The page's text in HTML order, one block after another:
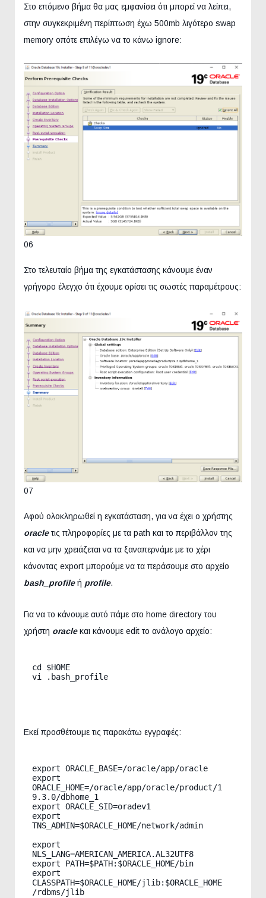
Στο επόμενο βήμα θα μας εμφανίσει ότι μπορεί να λείπει,
στην συγκεκριμένη περίπτωση έχω 500mb λιγότερο swap
memory οπότε επιλέγω να το κάνω ignore:
06
Στο τελευταίο βήμα της εγκατάστασης κάνουμε έναν
γρήγορο έλεγχο ότι έχουμε ορίσει τις σωστές παραμέτρους:
07
Αφού ολοκληρωθεί η εγκατάσταση, για να έχει ο χρήστης
oracleτις πληροφορίες με τα path και το περιβάλλον της
και να μην χρειάζεται να τα ξαναπερνάμε με το χέρι
κάνοντας export μπορούμε να τα περάσουμε στο αρχείο
bash_profileή profile.
Για να το κάνουμε αυτό πάμε στο home directory του
χρήστη oracleκαι κάνουμε edit το ανάλογο αρχείο:
cd $HOME
vi .bash_profile
Εκεί προσθέτουμε τις παρακάτω εγγραφές:
export ORACLE_BASE=/oracle/app/oracle
export
ORACLE_HOME=/oracle/app/oracle/product/1
9.3.0/dbhome_1
export ORACLE_SID=oradev1
export
TNS_ADMIN=$ORACLE_HOME/network/admin
export
NLS_LANG=AMERICAN_AMERICA.AL32UTF8
export PATH=$PATH:$ORACLE_HOME/bin
export
CLASSPATH=$ORACLE_HOME/jlib:$ORACLE_HOME
/rdbms/jlib